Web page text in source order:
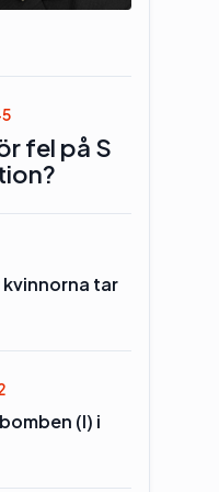
fel på S
kvinnorna tar
(l) i